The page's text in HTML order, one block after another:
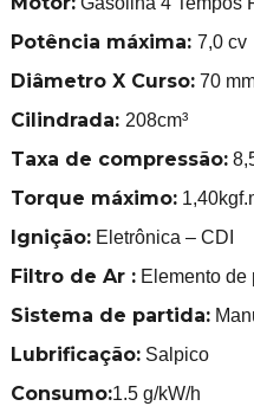
Potência máxima: 7,0 cv
Diâmetro X Curso:70
Cilindrada: 208cm³
Taxa de compressão:
Torque máximo:
Ignição:Eletrônica – CDI
Filtro de Ar :Elemento de
Sistema de partida:
Lubrificação:Salpico
Consumo:1.5 g/kW/h